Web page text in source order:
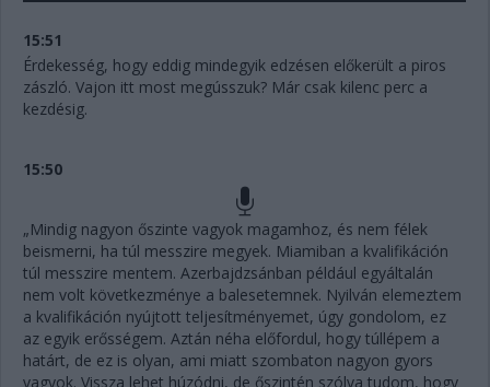
15:51
Érdekesség, hogy eddig mindegyik edzésen előkerült a piros
zászló. Vajon itt most megússzuk? Már csak kilenc perc a
kezdésig.
15:50
„Mindig nagyon őszinte vagyok magamhoz, és nem félek
beismerni, ha túl messzire megyek. Miamiban a kvalifikáción
túl messzire mentem. Azerbajdzsánban például egyáltalán
nem volt következménye a balesetemnek. Nyilván elemeztem
a kvalifikáción nyújtott teljesítményemet, úgy gondolom, ez
az egyik erősségem. Aztán néha előfordul, hogy túllépem a
határt, de ez is olyan, ami miatt szombaton nagyon gyors
vagyok. Vissza lehet húzódni, de őszintén szólva tudom, hogy